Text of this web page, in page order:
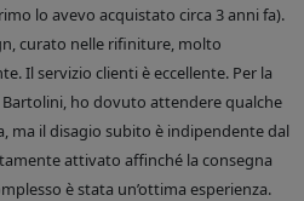
lo avevo acquistato circa 3 anni fa).
curato nelle rifiniture, molto
Il servizio clienti è eccellente. Per la
ho dovuto attendere qualche
ma il disagio subito è indipendente dal
attivato affinché la consegna
è stata un’ottima esperienza.